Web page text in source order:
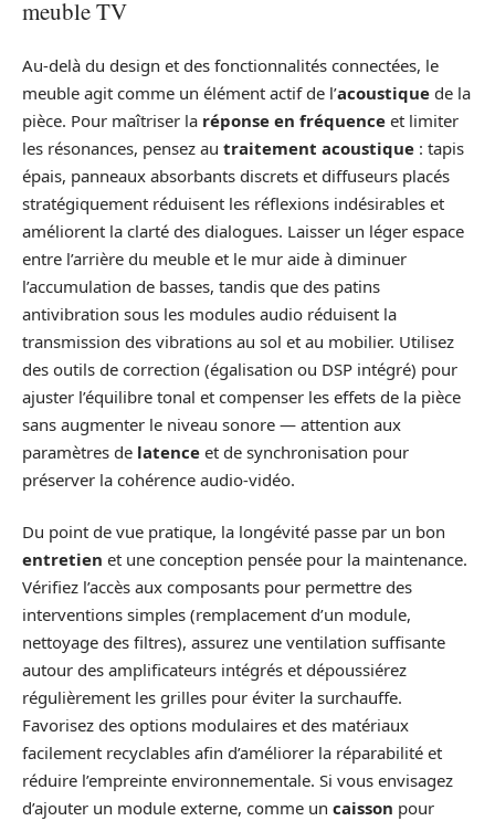
meuble TV
Au-delà du design et des fonctionnalités connectées, le
meuble agit comme un élément actif de l’acoustique de la
pièce. Pour maîtriser la réponse en fréquence et limiter
les résonances, pensez au traitement acoustique : tapis
épais, panneaux absorbants discrets et diffuseurs placés
stratégiquement réduisent les réflexions indésirables et
améliorent la clarté des dialogues. Laisser un léger espace
entre l’arrière du meuble et le mur aide à diminuer
l’accumulation de basses, tandis que des patins
antivibration sous les modules audio réduisent la
transmission des vibrations au sol et au mobilier. Utilisez
des outils de correction (égalisation ou DSP intégré) pour
ajuster l’équilibre tonal et compenser les effets de la pièce
sans augmenter le niveau sonore — attention aux
paramètres de latence et de synchronisation pour
préserver la cohérence audio‑vidéo.
Du point de vue pratique, la longévité passe par un bon
entretien et une conception pensée pour la maintenance.
Vérifiez l’accès aux composants pour permettre des
interventions simples (remplacement d’un module,
nettoyage des filtres), assurez une ventilation suffisante
autour des amplificateurs intégrés et dépoussiérez
régulièrement les grilles pour éviter la surchauffe.
Favorisez des options modulaires et des matériaux
facilement recyclables afin d’améliorer la réparabilité et
réduire l’empreinte environnementale. Si vous envisagez
d’ajouter un module externe, comme un caisson pour